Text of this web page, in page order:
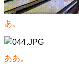
あ。
ああ。